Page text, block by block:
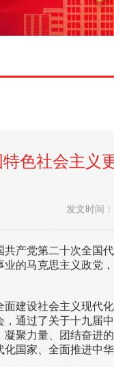
特色社会主
发文时间
产党第二十次全国
的马克思主义政党
建设社会主义现代
通过了关于十九届
聚力量、团结奋进
国家、全面推进中